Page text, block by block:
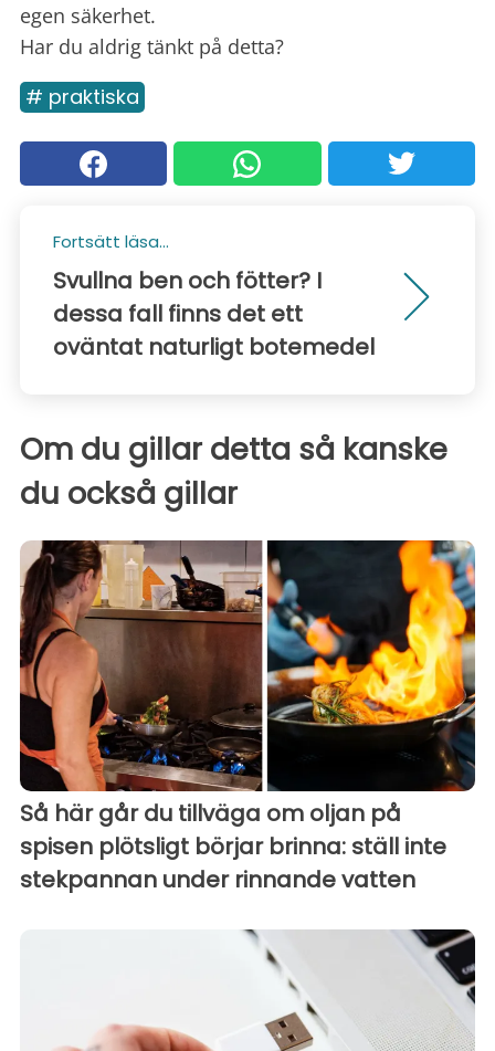
egen säkerhet.
Har du aldrig tänkt på detta?
# praktiska
Fortsätt läsa...
Svullna ben och fötter? I
dessa fall finns det ett
oväntat naturligt botemedel
Om du gillar detta så kanske
du också gillar
Så här går du tillväga om oljan på
spisen plötsligt börjar brinna: ställ inte
stekpannan under rinnande vatten